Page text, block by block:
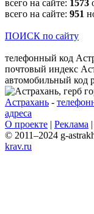
всего на сайте: 1573
всего на сайте: 951
ПОИСК по сайту
телефонный код
почтовый индекс
автомобильный код
Астрахань -
адреса
О проекте | Реклама |
© 2011–2024 g-
krav.ru